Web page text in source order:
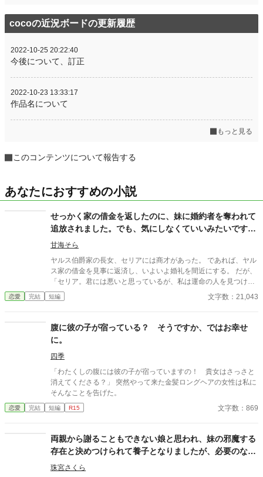
cocoの近況ボードの更新履歴
2022-10-25 20:22:40
今後について、訂正
2022-10-23 13:33:17
作品名について
もっと見る
このコンテンツについて報告する
あなたにおすすめの小説
せっかく家の借金を返したのに、妹に婚約者を奪われて
追放されました。でも、気にしなくていいみたいです。
私には頼れる公爵様がいらっしゃいますから
甘海そら
ヤルス伯爵家の長女、セリアには商才があった。 であれば、ヤル
ス家の借金を見事に返済し、いよいよ婚礼を間近にする。 だが、
「セリア。君には悪いと思っているが、私は運命の人を見つけた
のだよ」 婚約者であるはずのクワイフからそう告げられる。
そのクワイフの隣には、妹であるヨカが目を細めて笑っていた。
何故か妹のものになり、婚約者もまた妹のものとなった。 さら
には、あらぬ悪名を着せられ、屋敷から追放される憂き目にも会
う。 失意のどん底に陥ることになる。 ただ、そんな時だっ
た。 セリアの目の前に、かつての親友が現れた。 大国シ
ュリナの雄。 ユーガルド公爵家が当主、ケネス・トルゴー。
彼が仏頂面で手を差し伸べてくれば、彼女の運命は大きく変化し
ていく。
恋愛 完結 短編 文字数：21,043
腹に彼の子が宿っている？ そうですか、ではお幸せ
に。
四季
「わたくしの腹には彼の子が宿っていますの！ 貴女はさっさと
消えてくださる？」 突然やって来た金髪ロングヘアの女性は私に
そんなことを告げた。
恋愛 完結 短編 R15 文字数：869
両親から謝ることもできない娘と思われ、妹の邪魔する
存在と決めつけられて養子となりましたが、必要のない
もの全てを捨てて幸せになれました
珠宮さくら